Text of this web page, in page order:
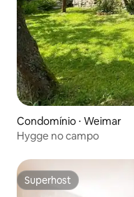
Condomínio ⋅ Weimar
Hygge no campo
Superhost
Superhost